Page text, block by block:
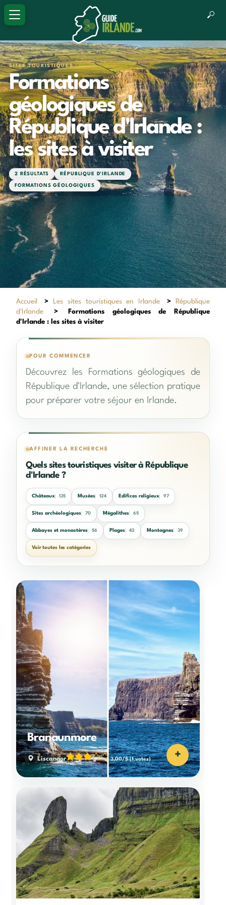
SITES TOURISTIQUES
Formations
géologiques de
République d'Irlande :
les sites à visiter
2 RÉSULTATS RÉPUBLIQUE D'IRLANDE
FORMATIONS GÉOLOGIQUES
Accueil > Les sites touristiques en Irlande >
République
d'Irlande
>
Formations géologiques de République
d'Irlande : les sites à visiter
POUR COMMENCER
Découvrez les Formations géologiques de
République d'Irlande, une sélection pratique
pour préparer votre séjour en Irlande.
AFFINER LA RECHERCHE
Quels sites touristiques visiter à République
d'Irlande ?
Châteaux 135 Musées 124 Edifices religieux 97
Sites archéologiques 70 Mégalithes 65
Abbayes et monastères 56 Plages 42 Montagnes 39
Voir toutes les catégories
Branaunmore
Liscannor 3,00/5(1 votes) +